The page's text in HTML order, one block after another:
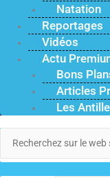
Natation
Reportages
Vidéos
Actu
Bons
Articles
Les